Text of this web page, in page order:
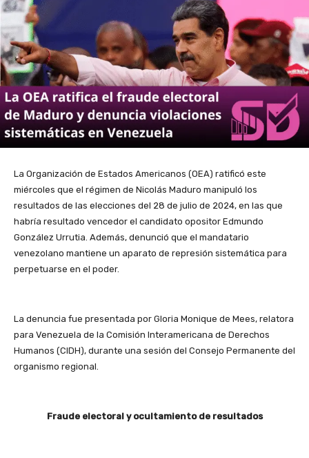
La Organización de Estados Americanos (OEA) ratificó este
miércoles que el régimen de Nicolás Maduro manipuló los
resultados de las elecciones del 28 de julio de 2024, en las que
habría resultado vencedor el candidato opositor Edmundo
González Urrutia. Además, denunció que el mandatario
venezolano mantiene un aparato de represión sistemática para
perpetuarse en el poder.
La denuncia fue presentada por Gloria Monique de Mees, relatora
para Venezuela de la Comisión Interamericana de Derechos
Humanos (CIDH), durante una sesión del Consejo Permanente del
organismo regional.
Fraude electoral y ocultamiento de resultados